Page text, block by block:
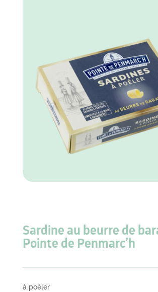
Sardine au beurre de
Pointe de Penmarc’h
à poêler